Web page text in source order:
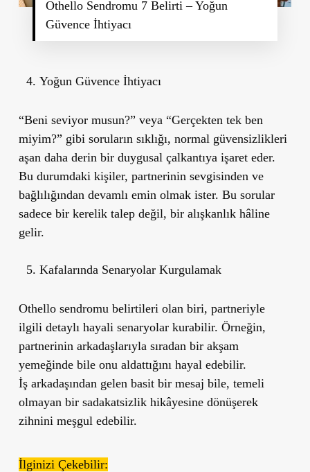
Othello Sendromu 7 Belirti – Yoğun
Güvence İhtiyacı
Yoğun Güvence İhtiyacı
“Beni seviyor musun?” veya “Gerçekten tek ben
miyim?” gibi soruların sıklığı, normal güvensizlikleri
aşan daha derin bir duygusal çalkantıya işaret eder.
Bu durumdaki kişiler, partnerinin sevgisinden ve
bağlılığından devamlı emin olmak ister. Bu sorular
sadece bir kerelik talep değil, bir alışkanlıkhâline
gelir.
Kafalarında Senaryolar Kurgulamak
Othello sendromu belirtileri olan biri, partneriyle
ilgili detaylı hayali senaryolar kurabilir. Örneğin,
partnerinin arkadaşlarıyla sıradan bir akşam
yemeğinde bile onu aldattığını hayal edebilir.
İş arkadaşından gelen basit bir mesaj bile, temeli
olmayan bir sadakatsizlik hikâyesine dönüşerek
zihnini meşgul edebilir.
İlginizi Çekebilir: